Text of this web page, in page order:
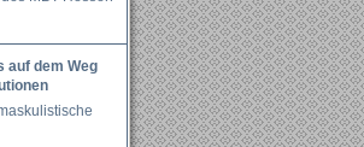
auf dem Weg